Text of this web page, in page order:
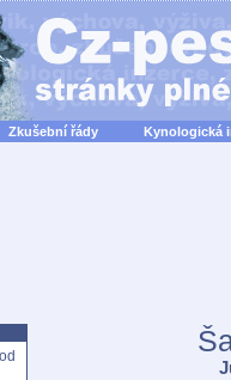
Zkušební řády Kynologická